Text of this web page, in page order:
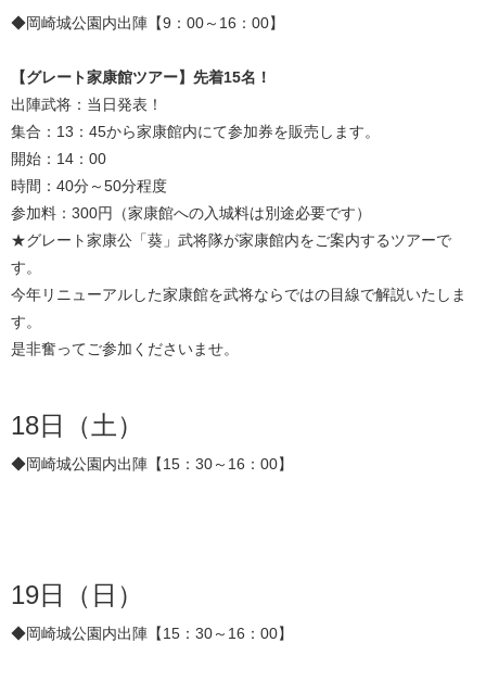
◆岡崎城公園内出陣【9：00～16：00】
【グレート家康館ツアー】先着15名！
出陣武将：当日発表！
集合：13：45から家康館内にて参加券を販売します。
開始：14：00
時間：40分～50分程度
参加料：300円（家康館への入城料は別途必要です）
★グレート家康公「葵」武将隊が家康館内をご案内するツアーで
す。
今年リニューアルした家康館を武将ならではの目線で解説いたしま
す。
是非奮ってご参加くださいませ。
18日（土）
◆岡崎城公園内出陣【15：30～16：00】
19日（日）
◆岡崎城公園内出陣【15：30～16：00】